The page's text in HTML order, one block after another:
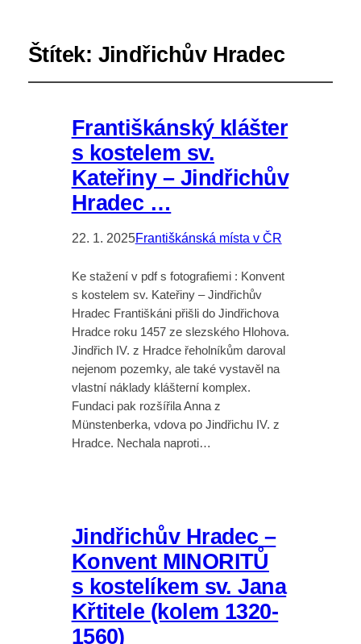
Štítek: Jindřichův Hradec
Františkánský klášter
s kostelem sv.
Kateřiny – Jindřichův
Hradec …
22. 1. 2025Františkánská místa v ČR
Ke stažení v pdf s fotografiemi : Konvent
s kostelem sv. Kateřiny – Jindřichův
Hradec Františkáni přišli do Jindřichova
Hradce roku 1457 ze slezského Hlohova.
Jindřich IV. z Hradce řeholníkům daroval
nejenom pozemky, ale také vystavěl na
vlastní náklady klášterní komplex.
Fundaci pak rozšířila Anna z
Münstenberka, vdova po Jindřichu IV. z
Hradce. Nechala naproti…
Jindřichův Hradec –
Konvent MINORITŮ
s kostelíkem sv. Jana
Křtitele (kolem 1320-
1560)